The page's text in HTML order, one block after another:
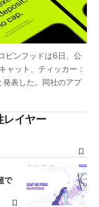
ビンフッドは6日、公
ャット、ティッカー：
発表した。同社のアプ
レイヤー
で